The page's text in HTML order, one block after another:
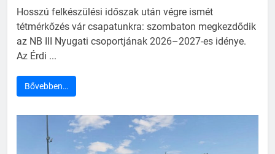
Hosszú felkészülési időszak után végre ismét
tétmérkőzés vár csapatunkra: szombaton megkezdődik
az NB III Nyugati csoportjának 2026–2027-es idénye.
Az Érdi ...
Bővebben…